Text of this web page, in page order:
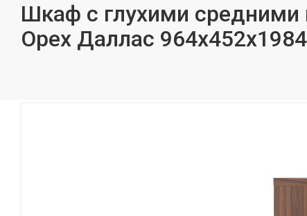
Шкаф с глухими
Орех Даллас